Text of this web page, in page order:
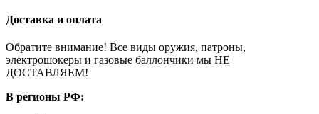
Доставка и оплата
Обратите внимание! Все виды оружия, патроны,
электрошокеры и газовые баллончики мы НЕ
ДОСТАВЛЯЕМ!
В регионы РФ: